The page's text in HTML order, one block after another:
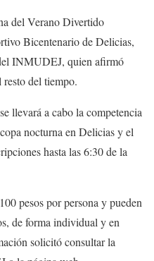
del Verano Divertido
Bicentenario de Delicias,
INMUDEJ, quien afirmó
del tiempo.
llevará a cabo la competencia
nocturna en Delicias y el
hasta las 6:30 de la
pesos por persona y pueden
de forma individual y en
solicitó consultar la